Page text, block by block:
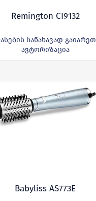
Remington CI9132
სანახავად გაიარეთ
ავტორიზაცია
Babyliss AS773E